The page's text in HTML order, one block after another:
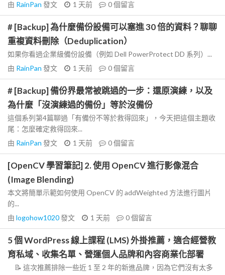
由 RainPan 發文 1 天前 0個留言
# [Backup] 為什麼備份設備可以塞進 30 倍的資料？聊聊
重複資料刪除（Deduplication）
如果你看過企業級備份設備（例如 Dell PowerProtect DD 系列）...
由 RainPan 發文 1 天前 0個留言
# [Backup] 備份界最常被跳過的一步：還原演練，以及
為什麼「沒演練過的備份」等於沒備份
這個系列第4篇聊過「有備份不等於救得回來」，今天把這個主題收
尾：怎麼確定救得回來...
由 RainPan 發文 1 天前 0個留言
[OpenCV 學習筆記] 2. 使用 OpenCV 進行影像混合
(Image Blending)
本文將簡單示範如何使用 OpenCV 的 addWeighted 方法進行圖片
的...
由 logohow1020發文 1 天前 0個留言
5 個 WordPress 線上課程 (LMS) 外掛推薦，適合經營教
育私域、收集名單、營運個人品牌和內容商業化部署
📝 這次推薦排除一些近 1 至 2 年的新進品牌，因為它們沒有太多